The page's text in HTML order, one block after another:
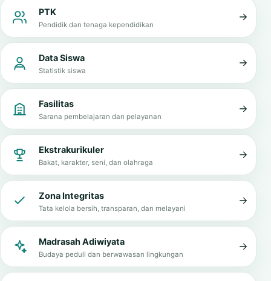
PTK
Pendidik dan tenaga kependidikan
Data Siswa
Statistik siswa
Fasilitas
Sarana pembelajaran dan pelayanan
Ekstrakurikuler
Bakat, karakter, seni, dan olahraga
Zona Integritas
Tata kelola bersih, transparan, dan melayani
Madrasah Adiwiyata
Budaya peduli dan berwawasan lingkungan